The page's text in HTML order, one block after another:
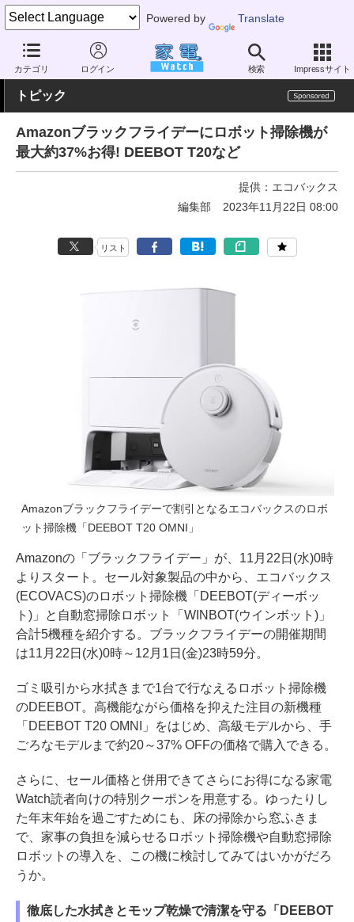
Powered by Translate
カテゴリ ログイン 検索 Impressサイト
家電 Watch 生活家電 掃除機 ロボット掃除機
トピック
Amazonブラックフライデーにロボット掃除機が
最大約37%お得! DEEBOT T20など
提供： エコバックス
編集部
2023年11月22日 08:00
リスト
Amazonブラックフライデーで割引となるエコバックスのロボ
ット掃除機「DEEBOT T20 OMNI」
Amazonの「ブラックフライデー」が、11月22日(水)0時
よりスタート。セール対象製品の中から、エコバックス
(ECOVACS)のロボット掃除機「DEEBOT(ディーボッ
ト)」と自動窓掃除ロボット「WINBOT(ウインボット)」
合計5機種を紹介する。ブラックフライデーの開催期間
は11月22日(水)0時～12月1日(金)23時59分。
ゴミ吸引から水拭きまで1台で行なえるロボット掃除機
のDEEBOT。高機能ながら価格を抑えた注目の新機種
「DEEBOT T20 OMNI」をはじめ、高級モデルから、手
ごろなモデルまで約20～37% OFFの価格で購入できる。
さらに、セール価格と併用できてさらにお得になる家電
Watch読者向けの特別クーポンを用意する。ゆったりし
た年末年始を過ごすためにも、床の掃除から窓ふきま
で、家事の負担を減らせるロボット掃除機や自動窓掃除
ロボットの導入を、この機に検討してみてはいかがだろ
うか。
徹底した水拭きとモップ乾燥で清潔を守る「DEEBOT